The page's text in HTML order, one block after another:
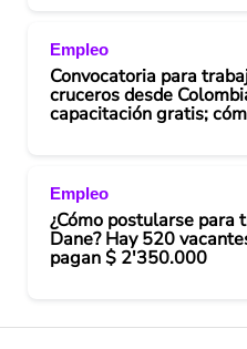
Empleo
Convocatoria para
cruceros desde
capacitación gratis;
Empleo
¿Cómo postularse para
Dane? Hay 520
pagan $ 2'350.000